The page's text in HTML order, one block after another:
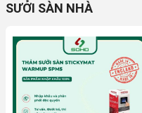
SƯỞI SÀN NHÀ